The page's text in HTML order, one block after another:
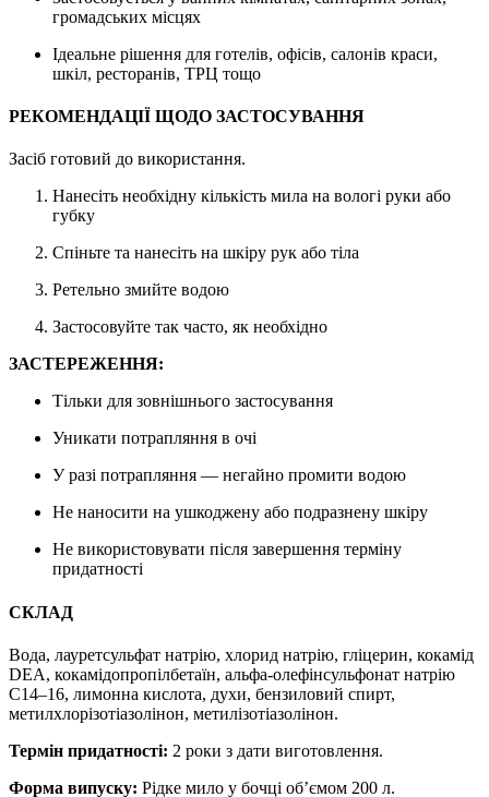
громадських місцях
Ідеальне рішення для готелів, офісів, салонів краси,
шкіл, ресторанів, ТРЦ тощо
РЕКОМЕНДАЦІЇ ЩОДО ЗАСТОСУВАННЯ
Засіб готовий до використання.
Нанесіть необхідну кількість мила на вологі руки або
губку
Спіньте та нанесіть на шкіру рук або тіла
Ретельно змийте водою
Застосовуйте так часто, як необхідно
ЗАСТЕРЕЖЕННЯ:
Тільки для зовнішнього застосування
Уникати потрапляння в очі
У разі потрапляння — негайно промити водою
Не наносити на ушкоджену або подразнену шкіру
Не використовувати після завершення терміну
придатності
СКЛАД
Вода, лауретсульфат натрію, хлорид натрію, гліцерин, кокамід
DEA, кокамідопропілбетаїн, альфа-олефінсульфонат натрію
C14–16, лимонна кислота, духи, бензиловий спирт,
метилхлорізотіазолінон, метилізотіазолінон.
Термін придатності: 2 роки з дати виготовлення.
Форма випуску: Рідке мило у бочці об’ємом 200 л.